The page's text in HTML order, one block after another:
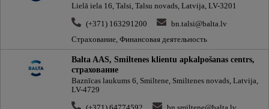
Lielā iela 16, Talsi, Talsu novads, Latvija, LV-3201
(+371) 163291200
bn.talsi@balta.lv
Страхование, Финансовая деятельность
Balta AAS, Smiltenes klientu apkalpošanas centrs,
cтрахование
Baznīcas laukums 6, Smiltene, Smiltenes novads, Latvija,
LV-4729